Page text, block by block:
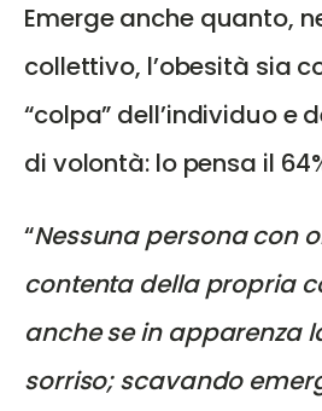
Emerge anche quanto,
collettivo, l’obesità sia
“colpa” dell’individuo e
di volontà: lo pensa il
“Nessuna persona con
contenta della propria
anche se in apparenza
sorriso; scavando